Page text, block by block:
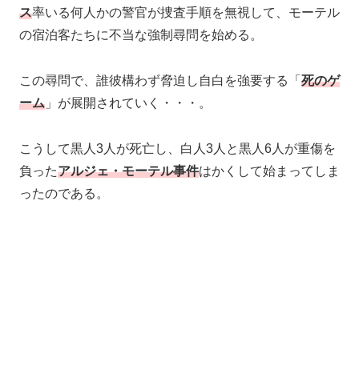
ス率いる何人かの警官が捜査手順を無視して、モーテル
の宿泊客たちに不当な強制尋問を始める。
この尋問で、誰彼構わず脅迫し自白を強要する「 死のゲ
ーム 」が展開されていく・・・。
こうして黒人3人が死亡し、白人3人と黒人6人が重傷を
負ったアルジェ・モーテル事件はかくして始まってしま
ったのである。